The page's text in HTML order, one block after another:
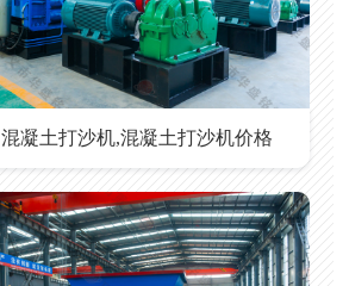
混凝土打沙机,混凝土打沙机价格